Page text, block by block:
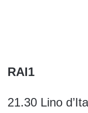
RAI1
21.30 Lino